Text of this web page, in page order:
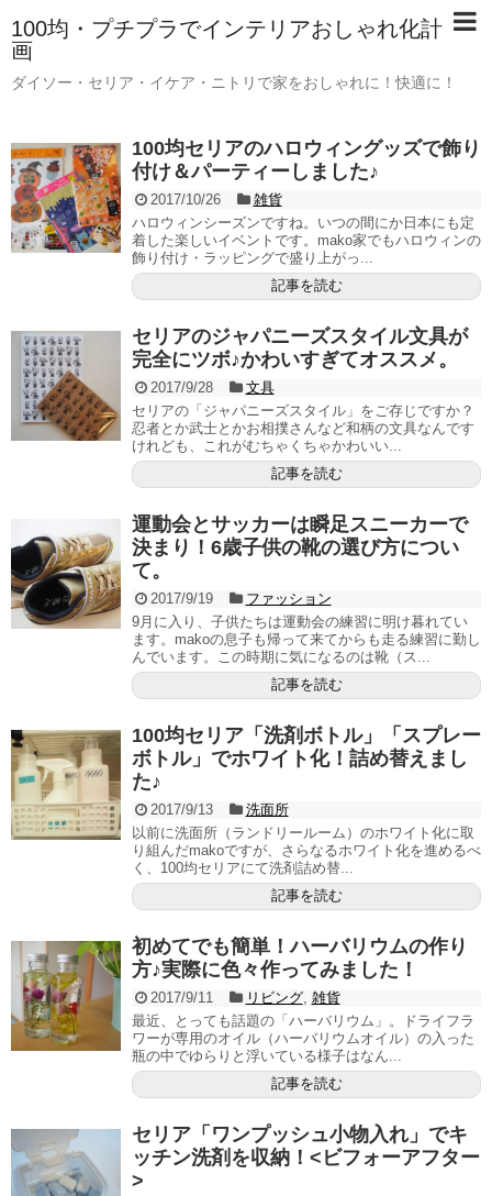
100均・プチプラでインテリアおしゃれ化計
画
ダイソー・セリア・イケア・ニトリで家をおしゃれに！快適に！
100均セリアのハロウィングッズで飾り
付け＆パーティーしました♪
2017/10/26
雑貨
ハロウィンシーズンですね。いつの間にか日本にも定
着した楽しいイベントです。mako家でもハロウィンの
飾り付け・ラッピングで盛り上がっ...
記事を読む
セリアのジャパニーズスタイル文具が
完全にツボ♪かわいすぎてオススメ。
2017/9/28
文具
セリアの「ジャパニーズスタイル」をご存じですか？
忍者とか武士とかお相撲さんなど和柄の文具なんです
けれども、これがむちゃくちゃかわいい...
記事を読む
運動会とサッカーは瞬足スニーカーで
決まり！6歳子供の靴の選び方につい
て。
2017/9/19
ファッション
9月に入り、子供たちは運動会の練習に明け暮れてい
ます。makoの息子も帰って来てからも走る練習に勤し
んでいます。この時期に気になるのは靴（ス...
記事を読む
100均セリア「洗剤ボトル」「スプレー
ボトル」でホワイト化！詰め替えまし
た♪
2017/9/13
洗面所
以前に洗面所（ランドリールーム）のホワイト化に取
り組んだmakoですが、さらなるホワイト化を進めるべ
く、100均セリアにて洗剤詰め替...
記事を読む
初めてでも簡単！ハーバリウムの作り
方♪実際に色々作ってみました！
2017/9/11 リビング, 雑貨
最近、とっても話題の「ハーバリウム」。ドライフラ
ワーが専用のオイル（ハーバリウムオイル）の入った
瓶の中でゆらりと浮いている様子はなん...
記事を読む
セリア「ワンプッシュ小物入れ」でキ
ッチン洗剤を収納！<ビフォーアフター
>